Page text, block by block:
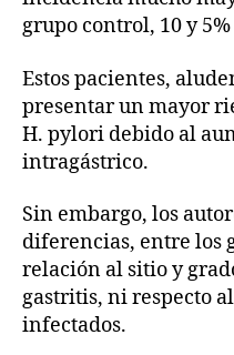
grupo control, 10 y
Estos pacientes,
presentar un mayor
H. pylori debido al
intragástrico.
Sin embargo, los
diferencias, entre los
relación al sitio y
gastritis, ni respecto
infectados.